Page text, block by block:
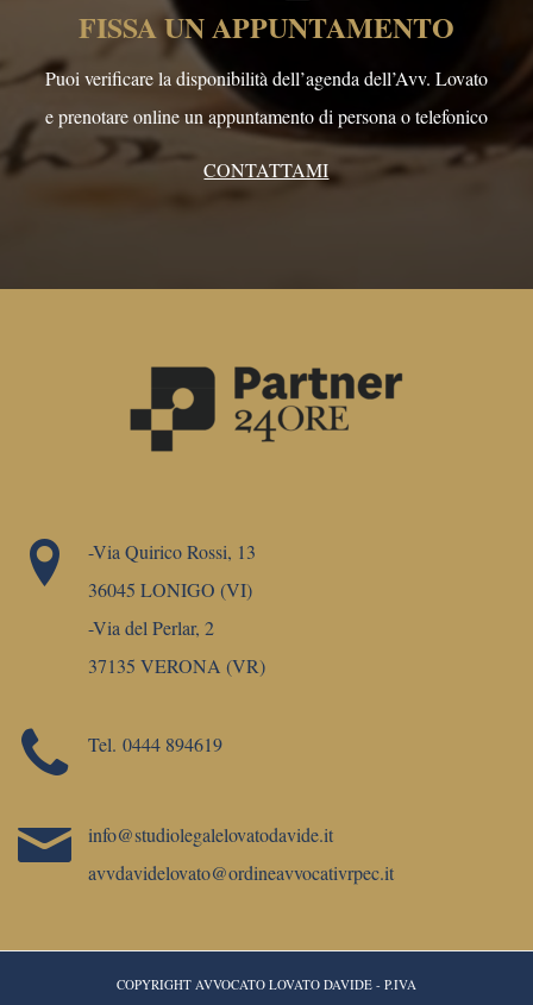
FISSA UN APPUNTAMENTO
Puoi verificare la disponibilità dell’agenda dell’Avv. Lovato
e prenotare online un appuntamento di persona o telefonico
CONTATTAMI
-Via Quirico Rossi, 13
36045 LONIGO (VI)
-Via del Perlar, 2
37135 VERONA (VR)
Tel. 0444 894619
info@studiolegalelovatodavide.it
avvdavidelovato@ordineavvocativrpec.it
COPYRIGHT AVVOCATO LOVATO DAVIDE - P.IVA